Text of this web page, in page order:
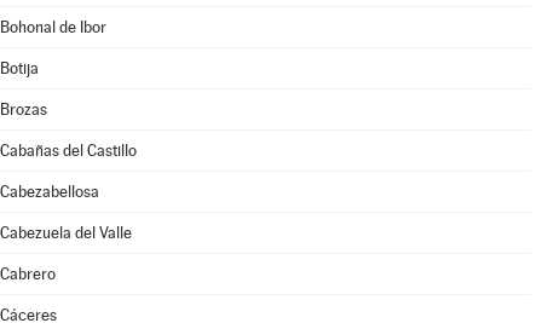
Bohonal de Ibor
Botija
Brozas
Cabañas del Castillo
Cabezabellosa
Cabezuela del Valle
Cabrero
Cáceres